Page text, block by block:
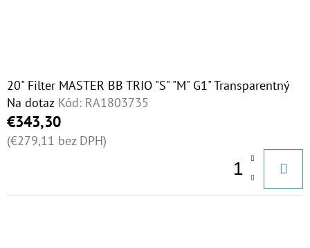
20" Filter MASTER BB TRIO "S" "M" G1" Transparentný
Na dotaz Kód: RA1803735
€343,30
(€279,11 bez DPH)